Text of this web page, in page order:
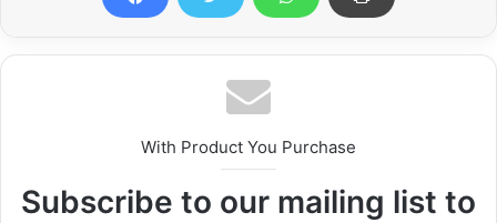
With Product You Purchase
Subscribe to our mailing list to